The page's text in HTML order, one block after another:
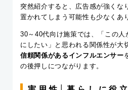
突然紹介すると、広告感が強くな
置かれてしまう可能性も少なくあ
30～40代向け施策では、「この
にしたい」と思われる関係性が大
信頼関係があるインフルエンサー
の後押しにつながります。